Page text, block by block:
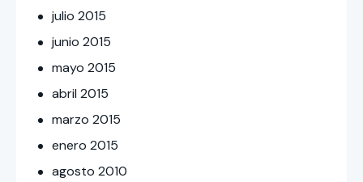
julio2015
junio2015
mayo2015
abril2015
marzo2015
enero2015
agosto2010